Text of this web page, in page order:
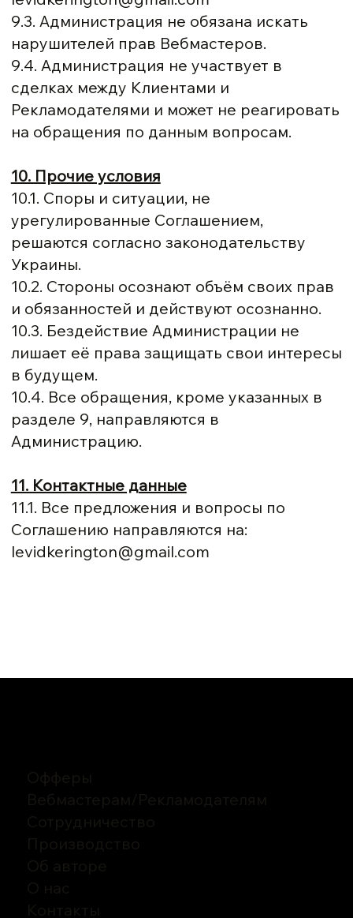
9.3. Администрация не обязана искать
нарушителей прав Вебмастеров.
9.4. Администрация не участвует в
сделках между Клиентами и
Рекламодателями и может не реагировать
на обращения по данным вопросам.
10. Прочие условия
10.1. Споры и ситуации, не
урегулированные Соглашением,
решаются согласно законодательству
Украины.
10.2. Стороны осознают объём своих прав
и обязанностей и действуют осознанно.
10.3. Бездействие Администрации не
лишает её права защищать свои интересы
в будущем.
10.4. Все обращения, кроме указанных в
разделе 9, направляются в
Администрацию.
11. Контактные данные
11.1. Все предложения и вопросы по
Соглашению направляются на:
levidkerington@gmail.com